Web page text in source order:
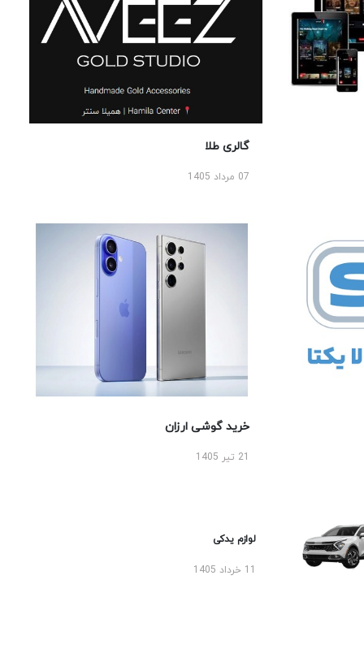
گالری طلا
07 مرداد 1405
خرید گوشی ارزان
لوازم یدکی